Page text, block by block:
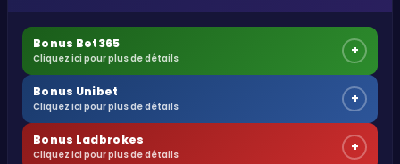
Bonus Bet365
Cliquez ici pour plus de détails +
Bonus Unibet
Cliquez ici pour plus de détails +
Bonus Ladbrokes
Cliquez ici pour plus de détails +